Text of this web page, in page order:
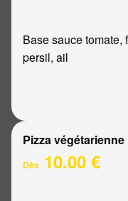
Base sauce tomate,
persil, ail
Pizza végétarienne
Dès 10.00 €